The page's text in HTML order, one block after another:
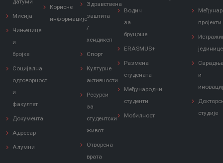
датуми
Мисија
Чињенице
и
бројке
Социјална
одговорност
и
факултет
Документа
Адресар
Алумни
Корисне
информације
Здравствена
заштита
/
хендикеп
Спорт
Културне
активности
Ресурси
за
студентски
живот
Отворена
врата
Водич
за
бруцоше
ERASMUS+
Размена
студената
Међународни
студенти
Мобилност
пројекти
јединице
и
студије